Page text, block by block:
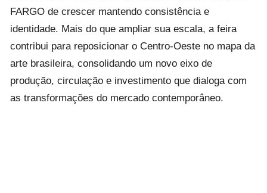
FARGO de crescer mantendo consistência e
identidade. Mais do que ampliar sua escala, a feira
contribui para reposicionar o Centro-Oeste no mapa da
arte brasileira, consolidando um novo eixo de
produção, circulação e investimento que dialoga com
as transformações do mercado contemporâneo.